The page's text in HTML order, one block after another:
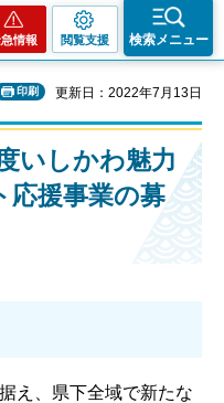
情報 閲覧支援 検索メニュー
印刷 更新日：2022年7月13日
いしかわ魅力
応援事業の募
え、県下全域で新たな